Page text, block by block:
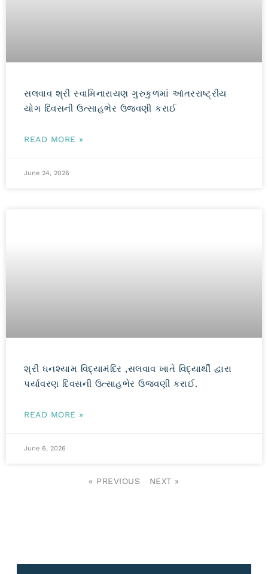
સલવાવ શ્રી સ્વામિનારાયણ ગુરુકુળમાં આંતરરાષ્ટ્રીય
યોગ દિવસની ઉત્સાહભેર ઉજવણી કરાઈ
READ MORE »
June 24, 2026
શ્રી ઘનશ્યામ વિદ્યામંદિર ,સલવાવ ખાતે વિદ્યાર્થી દ્વારા
પર્યાવરણ દિવસની ઉત્સાહભેર ઉજવણી કરાઈ.
READ MORE »
June 6, 2026
« PREVIOUS NEXT »